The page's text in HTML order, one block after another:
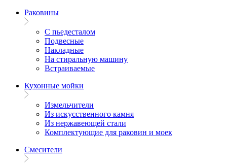
Раковины
С пьедесталом
Подвесные
Накладные
На стиральную машину
Встраиваемые
Кухонные мойки
Измельчители
Из искусственного камня
Из нержавеющей стали
Комплектующие для раковин и моек
Смесители